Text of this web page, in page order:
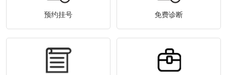
预约挂号 免费诊断